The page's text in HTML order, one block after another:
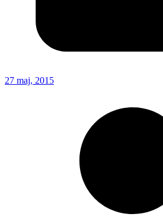
27 maj, 2015